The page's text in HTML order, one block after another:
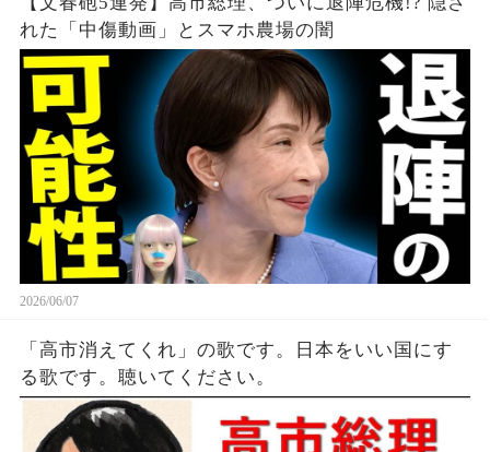
れた「中傷動画」とスマホ農場の闇
2026/06/07
「高市消えてくれ」の歌です。日本をいい国にす
る歌です。聴いてください。